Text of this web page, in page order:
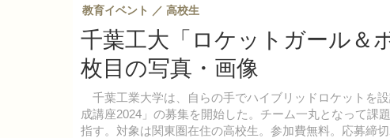
千葉工大「ロケットガール＆
枚目の写真・画像
千葉工業大学は、自らの手でハイブリッドロケットを
成講座2024」の募集を開始した。チーム一丸となって課
指す。対象は関東圏在住の高校生。参加費無料。応募締切
教育イベント 高校生